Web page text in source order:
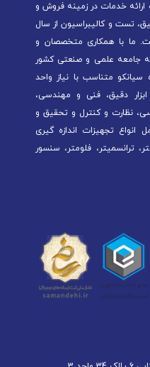
خدمات در زمینه فروش و
تست و کالیبراسیون از سال
است. ما با همکاری متخصصان و
جامعه علمی و صنعتی کشور
متناسب با نیاز واحد
دقیق، فنی و مهندسی،
نظارت و کنترل و تحقیق و
تجهیزات اندازه گیری
ترانسمیتر، فلومتر، سنسور